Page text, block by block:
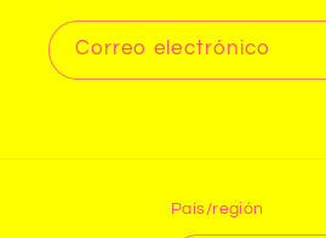
Correo electrónico
País/región